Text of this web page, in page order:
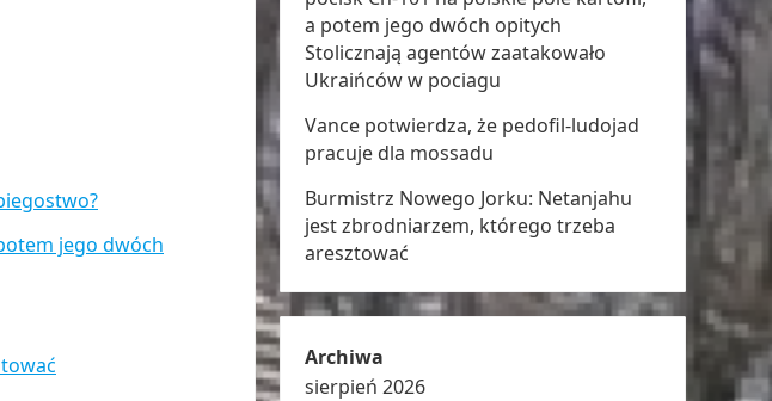
jego dwóch
a potem jego dwóch opitych
Stolicznają agentów zaatakowało
Ukraińców w pociagu
Vance potwierdza, że pedofil-ludojad
pracuje dla mossadu
Burmistrz Nowego Jorku: Netanjahu
jest zbrodniarzem, którego trzeba
aresztować
Archiwa
sierpień 2026